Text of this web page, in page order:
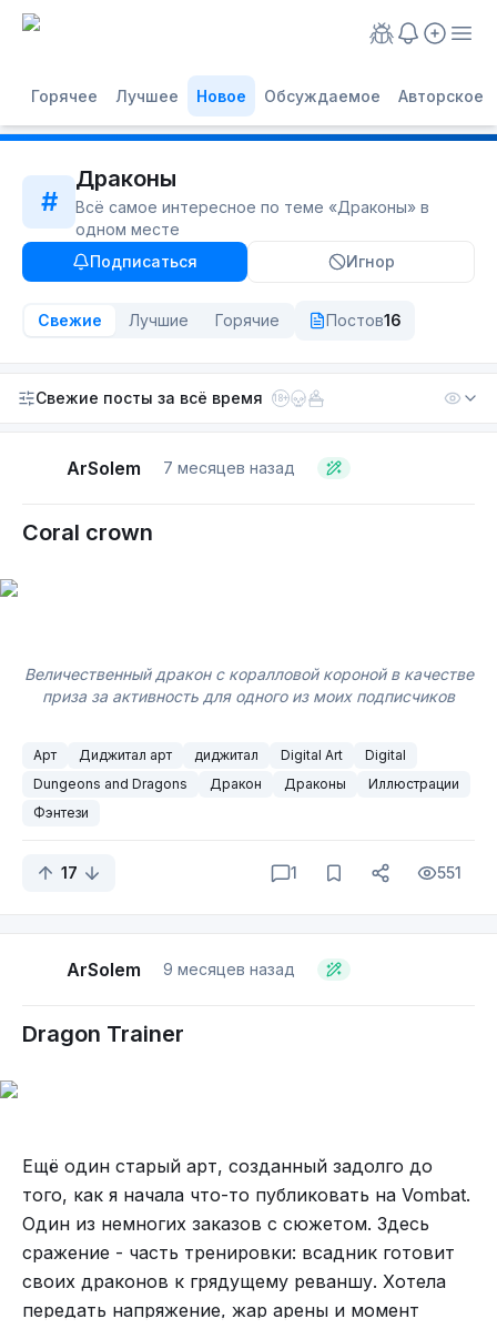
Горячее Лучшее Новое Обсуждаемое Авторское
#
Драконы
Всё самое интересное по теме «Драконы» в
одном месте
Подписаться
Игнор
Свежие Лучшие Горячие Постов16
Свежие посты за всё время 18+
ArSolem 7 месяцев назад
Coral crown⁠
Величественный дракон с коралловой короной в качестве
приза за активность для одного из моих подписчиков
Арт Диджитал арт диджитал Digital Art
Digital
Dungeons and Dragons
Дракон Драконы
Иллюстрации
Фэнтези
17 1 551
ArSolem 9 месяцев назад
Dragon Trainer
Ещё один старый арт, созданный задолго до
того, как я начала что-то публиковать на Vombat.
Один из немногих заказов с сюжетом. Здесь
сражение - часть тренировки: всадник готовит
своих драконов к грядущему реваншу. Хотела
передать напряжение, жар арены и момент